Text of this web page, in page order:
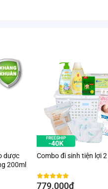
dược
200ml
Combo đi sinh tiện lợi
779.000đ